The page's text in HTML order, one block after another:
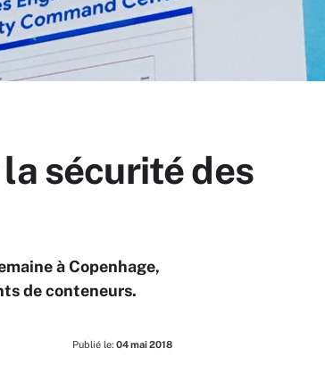
sécurité des
à Copenhage,
de conteneurs.
Publié le: 04 mai 2018